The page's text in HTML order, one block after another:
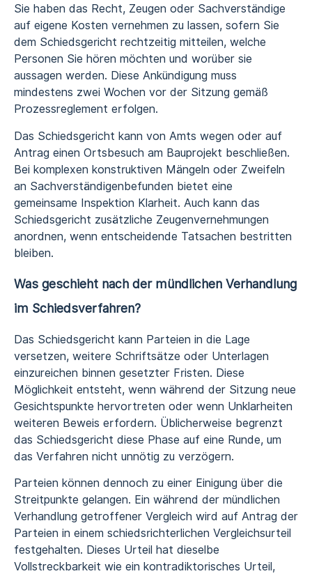
Sie haben das Recht, Zeugen oder Sachverständige
auf eigene Kosten vernehmen zu lassen, sofern Sie
dem Schiedsgericht rechtzeitig mitteilen, welche
Personen Sie hören möchten und worüber sie
aussagen werden. Diese Ankündigung muss
mindestens zwei Wochen vor der Sitzung gemäß
Prozessreglement erfolgen.
Das Schiedsgericht kann von Amts wegen oder auf
Antrag einen Ortsbesuch am Bauprojekt beschließen.
Bei komplexen konstruktiven Mängeln oder Zweifeln
an Sachverständigenbefunden bietet eine
gemeinsame Inspektion Klarheit. Auch kann das
Schiedsgericht zusätzliche Zeugenvernehmungen
anordnen, wenn entscheidende Tatsachen bestritten
bleiben.
Was geschieht nach der mündlichen Verhandlung
im Schiedsverfahren?
Das Schiedsgericht kann Parteien in die Lage
versetzen, weitere Schriftsätze oder Unterlagen
einzureichen binnen gesetzter Fristen. Diese
Möglichkeit entsteht, wenn während der Sitzung neue
Gesichtspunkte hervortreten oder wenn Unklarheiten
weiteren Beweis erfordern. Üblicherweise begrenzt
das Schiedsgericht diese Phase auf eine Runde, um
das Verfahren nicht unnötig zu verzögern.
Parteien können dennoch zu einer Einigung über die
Streitpunkte gelangen. Ein während der mündlichen
Verhandlung getroffener Vergleich wird auf Antrag der
Parteien in einem schiedsrichterlichen Vergleichsurteil
festgehalten. Dieses Urteil hat dieselbe
Vollstreckbarkeit wie ein kontradiktorisches Urteil,